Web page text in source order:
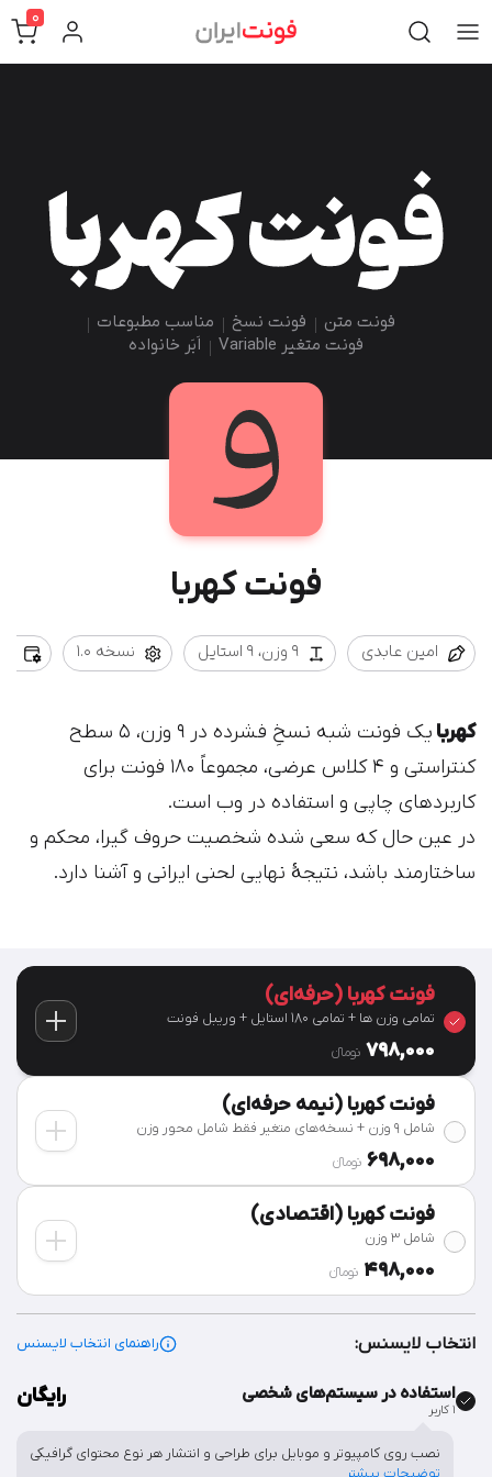
0
فونت متن فونت نسخ
مناسب مطبوعات
فونت متغیر Variable
اَبَر خانواده
فونت کهربا
امین عابدی ۹ وزن، ۹ استایل نسخه 1.0
کهربا
یک فونت شبه نسخِ فشرده در ۹ وزن، ۵ سطح
کنتراستی و ۴ کلاس عرضی، مجموعاً ۱۸۰ فونت برای
کاربردهای چاپی و استفاده در وب است.
در عین حال که سعی شده شخصیت حروف گیرا، محکم و
ساختارمند باشد، نتیجۀ نهایی لحنی ایرانی و آشنا دارد.
فونت کهربا (حرفه‌ای)
تمامی وزن ها + تمامی 180 استایل + وریبل فونت
798,000 تومان‫ء‬
فونت کهربا (نیمه حرفه‌ای)
شامل 9 وزن + نسخه‌های متغیر فقط شامل محور وزن
698,000 تومان‫ء‬
فونت کهربا (اقتصادی)
شامل 3 وزن
498,000 تومان‫ء‬
انتخاب لایسنس: راهنمای انتخاب لایسنس
استفاده در سیستم‌های شخصی
۱ کاربر
رایگان
نصب روی کامپیوتر و موبایل برای طراحی و انتشار هر نوع محتوای گرافیکی
توضیحات بیشتر